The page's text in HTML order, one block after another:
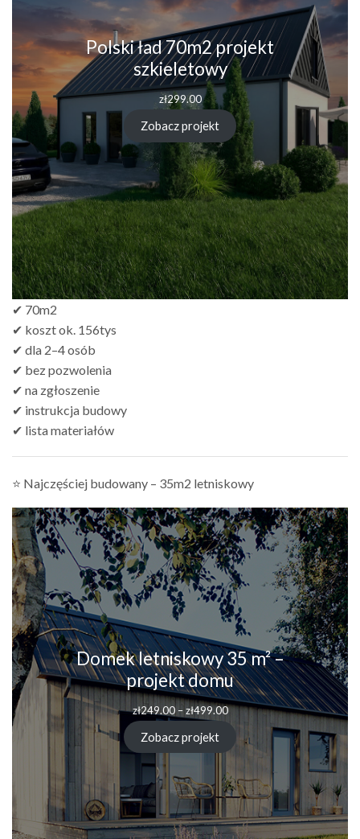
Polski ład 70m2 projekt
szkieletowy
zł299.00
Zobacz projekt
✔ 70m2
✔ koszt ok. 156tys
✔ dla 2–4 osób
✔ bez pozwolenia
✔ na zgłoszenie
✔ instrukcja budowy
✔ lista materiałów
⭐ Najczęściej budowany – 35m2 letniskowy
Domek letniskowy 35 m² –
projekt domu
zł249.00 – zł499.00Zakres
zł249.00
zł499.00
Zobacz projekt